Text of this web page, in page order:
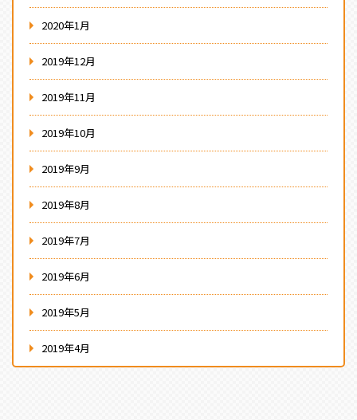
2020年1月
2019年12月
2019年11月
2019年10月
2019年9月
2019年8月
2019年7月
2019年6月
2019年5月
2019年4月